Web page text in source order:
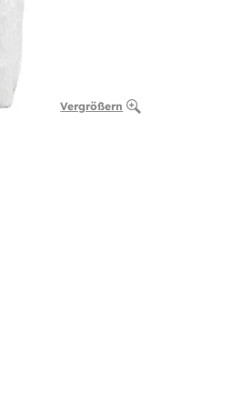
Vergrößern